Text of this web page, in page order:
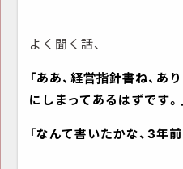
よく聞く話、
「ああ、経営指針書ね、あ
にしまってあるはずです。
「なんて書いたかな、3年前